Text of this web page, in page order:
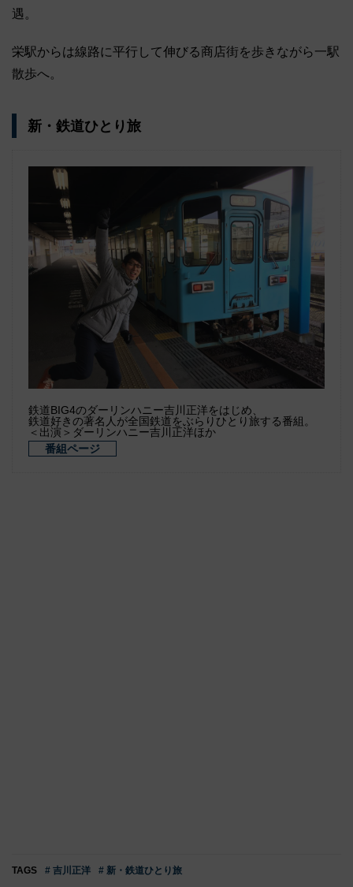
遇。
栄駅からは線路に平行して伸びる商店街を歩きながら一駅
散歩へ。
新・鉄道ひとり旅
鉄道BIG4のダーリンハニー吉川正洋をはじめ、
鉄道好きの著名人が全国鉄道をぶらりひとり旅する番組。
＜出演＞ダーリンハニー吉川正洋ほか
番組ページ
TAGS # 吉川正洋 # 新・鉄道ひとり旅